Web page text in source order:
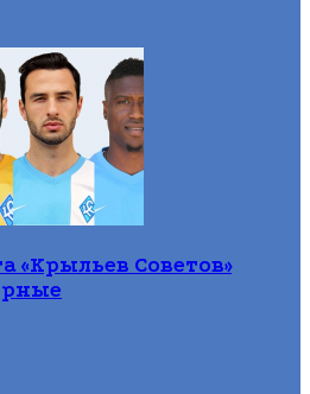
«Крыльев Советов»